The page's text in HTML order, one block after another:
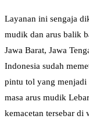
Layanan ini sengaja
mudik dan arus balik
Jawa Barat, Jawa
Indonesia sudah
pintu tol yang menjadi
masa arus mudik
kemacetan tersebar di